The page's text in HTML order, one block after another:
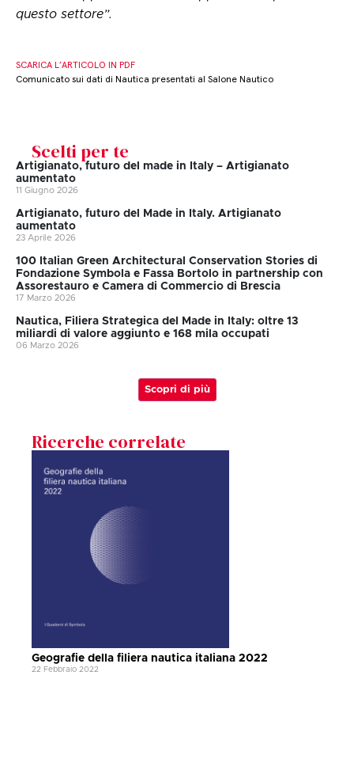
questo settore”.
SCARICA L’ARTICOLO IN PDF
Comunicato sui dati di Nautica presentati al Salone Nautico
Scelti per te
Artigianato, futuro del made in Italy – Artigianato
aumentato
11 Giugno 2026
Artigianato, futuro del Made in Italy. Artigianato
aumentato
23 Aprile 2026
100 Italian Green Architectural Conservation Stories di
Fondazione Symbola e Fassa Bortolo in partnership con
Assorestauro e Camera di Commercio di Brescia
17 Marzo 2026
Nautica, Filiera Strategica del Made in Italy: oltre 13
miliardi di valore aggiunto e 168 mila occupati
06 Marzo 2026
Scopri di più
Ricerche correlate
Geografie della filiera nautica italiana 2022
22 Febbraio 2022